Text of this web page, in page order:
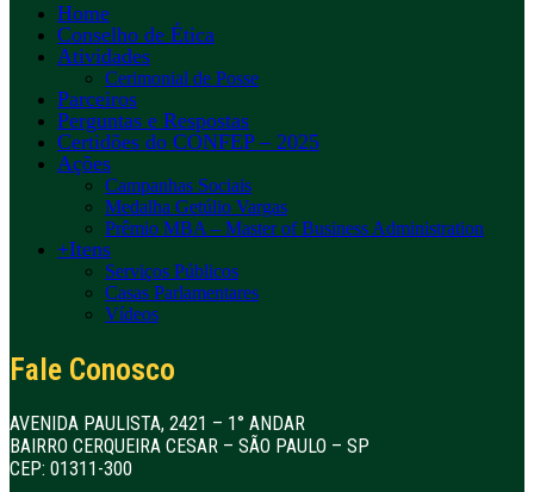
Home
Conselho de Ética
Atividades
Cerimonial de Posse
Parceiros
Perguntas e Respostas
Certidões do CONFEP – 2025
Ações
Campanhas Sociais
Medalha Getúlio Vargas
Prêmio MBA – Master of Business Administration
+Itens
Serviços Públicos
Casas Parlamentares
Vídeos
Fale Conosco
AVENIDA PAULISTA, 2421 – 1° ANDAR
BAIRRO CERQUEIRA CESAR – SÃO PAULO – SP
CEP: 01311-300